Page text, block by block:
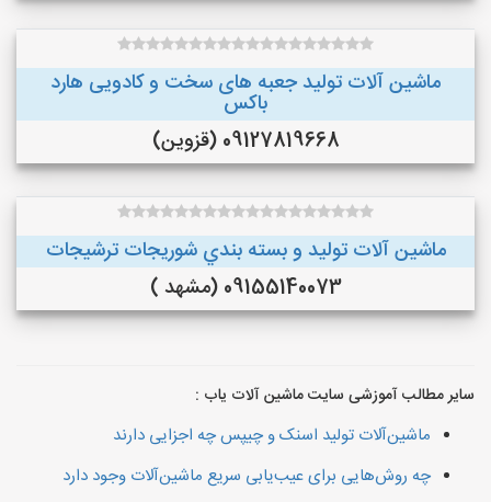
ماشین آلات تولید جعبه های سخت و کادویی هارد
باکس
09127819668 (قزوین)
ماشین آلات توليد و بسته بندي شوريجات ترشيجات
09155140073 (مشهد )
سایر مطالب آموزشی سایت ماشین آلات یاب :
ماشین‌آلات تولید اسنک و چیپس چه اجزایی دارند
چه روش‌هایی برای عیب‌یابی سریع ماشین‌آلات وجود دارد